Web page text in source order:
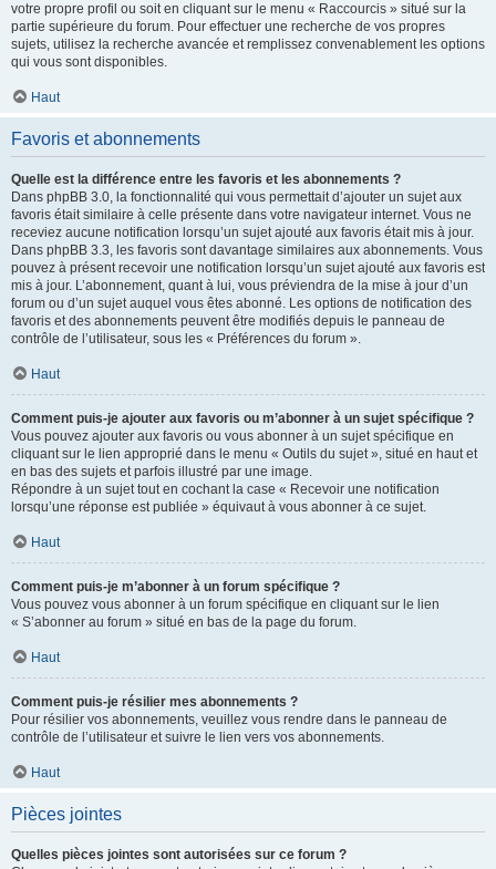
votre propre profil ou soit en cliquant sur le menu « Raccourcis » situé sur la
partie supérieure du forum. Pour effectuer une recherche de vos propres
sujets, utilisez la recherche avancée et remplissez convenablement les options
qui vous sont disponibles.
Haut
Favoris et abonnements
Quelle est la différence entre les favoris et les abonnements ?
Dans phpBB 3.0, la fonctionnalité qui vous permettait d’ajouter un sujet aux
favoris était similaire à celle présente dans votre navigateur internet. Vous ne
receviez aucune notification lorsqu’un sujet ajouté aux favoris était mis à jour.
Dans phpBB 3.3, les favoris sont davantage similaires aux abonnements. Vous
pouvez à présent recevoir une notification lorsqu’un sujet ajouté aux favoris est
mis à jour. L’abonnement, quant à lui, vous préviendra de la mise à jour d’un
forum ou d’un sujet auquel vous êtes abonné. Les options de notification des
favoris et des abonnements peuvent être modifiés depuis le panneau de
contrôle de l’utilisateur, sous les « Préférences du forum ».
Haut
Comment puis-je ajouter aux favoris ou m’abonner à un sujet spécifique ?
Vous pouvez ajouter aux favoris ou vous abonner à un sujet spécifique en
cliquant sur le lien approprié dans le menu « Outils du sujet », situé en haut et
en bas des sujets et parfois illustré par une image.
Répondre à un sujet tout en cochant la case « Recevoir une notification
lorsqu’une réponse est publiée » équivaut à vous abonner à ce sujet.
Haut
Comment puis-je m’abonner à un forum spécifique ?
Vous pouvez vous abonner à un forum spécifique en cliquant sur le lien
« S’abonner au forum » situé en bas de la page du forum.
Haut
Comment puis-je résilier mes abonnements ?
Pour résilier vos abonnements, veuillez vous rendre dans le panneau de
contrôle de l’utilisateur et suivre le lien vers vos abonnements.
Haut
Pièces jointes
Quelles pièces jointes sont autorisées sur ce forum ?